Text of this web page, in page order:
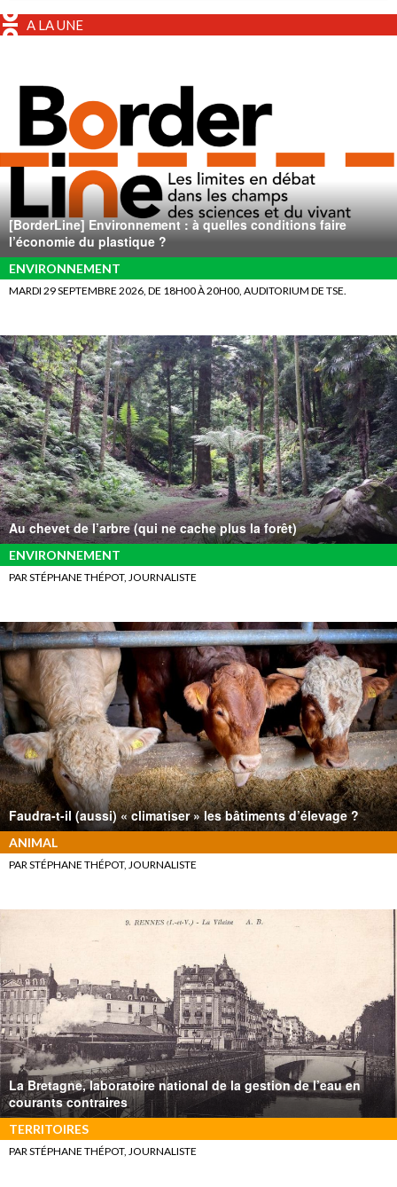
A LA UNE
[BorderLine] Environnement : à quelles conditions faire
l’économie du plastique ?
ENVIRONNEMENT
MARDI 29 SEPTEMBRE 2026, DE 18H00 À 20H00, AUDITORIUM DE TSE.
Au chevet de l’arbre (qui ne cache plus la forêt)
ENVIRONNEMENT
PAR STÉPHANE THÉPOT, JOURNALISTE
Faudra-t-il (aussi) « climatiser » les bâtiments d’élevage ?
ANIMAL
PAR STÉPHANE THÉPOT, JOURNALISTE
La Bretagne, laboratoire national de la gestion de l’eau en
courants contraires
TERRITOIRES
PAR STÉPHANE THÉPOT, JOURNALISTE